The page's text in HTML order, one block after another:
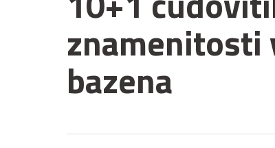
znamenitosti
bazena